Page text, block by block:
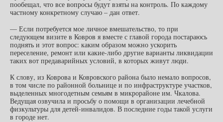
пообещал, что все вопросы будут взяты на контроль. По каждому
частному конкретному случаю – дан ответ.
— Если потребуется мое личное вмешательство, то при
следующем визите в Ковров я вместе с главой города постараюсь
поднять и этот вопрос: каким образом можно ускорить
переселение, ремонт или какие-либо другие варианты ликвидации
таких вот предаварийных условий, в которых живут люди.
К слову, из Коврова и Ковровского района было немало вопросов,
в том числе по районной больнице и по инфраструктуре участков,
выделенных многодетным семьям в микрорайоне им. Чкалова.
Ведущая озвучила и просьбу о помощи в организации лечебной
физкультуры для детей-инвалидов. В последние годы такой услуги
в городе нет.